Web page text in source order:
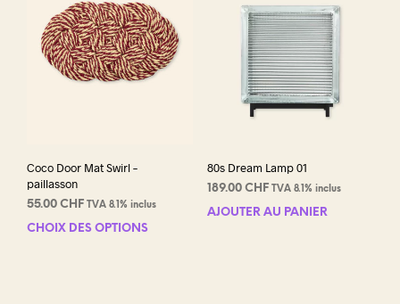
Coco Door Mat Swirl –
paillasson
55.00 CHF TVA 8.1% inclus
CHOIX DES OPTIONS
80s Dream Lamp 01
189.00 CHF TVA 8.1% inclus
AJOUTER AU PANIER